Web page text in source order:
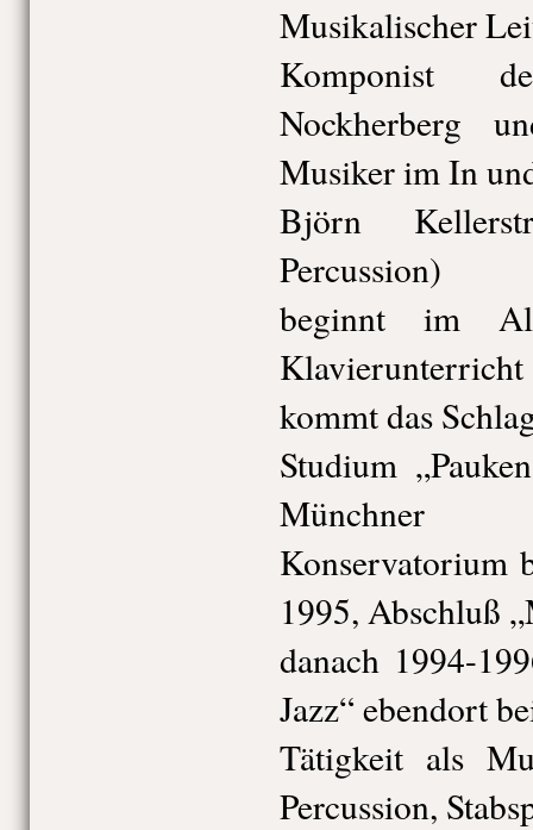
Musikalischer
Komponist
Nockherberg
Musiker im In
Björn
Percussion)
beginnt im
kommt das
Studium
Münchner
Konservatorium
1995, Abschluß
danach 1994-
Jazz“ ebendort
Tätigkeit als
Percussion,